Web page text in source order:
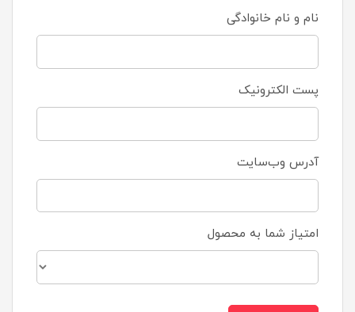
نام و نام خانوادگی
پست الکترونیک
آدرس وب‌سایت
امتیاز شما به محصول